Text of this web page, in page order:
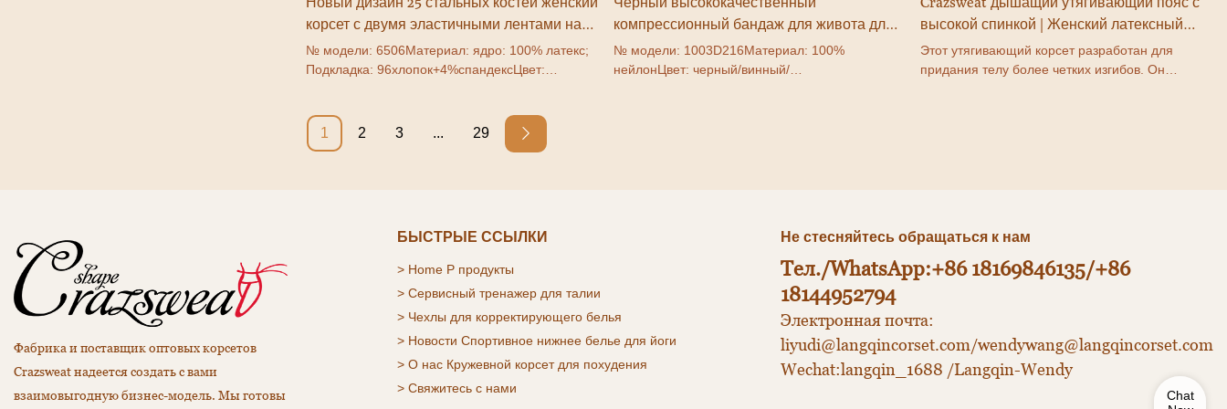
корсет с двумя эластичными лентами на
талии
№ модели: 6506Материал: ядро: 100% латекс;
Подкладка: 96хлопок+4%спандексЦвет:
фитнесСертификат: SGSРазмер: XXS-
6XLбренд: Crazsweat
компрессионный бандаж для живота для
похудения на талии
№ модели: 1003D216Материал: 100%
нейлонЦвет: черный/винный/
высокой спинкой | Женский латексный
утягивающий пояс Производитель #3533
Этот утягивающий корсет разработан для
придания телу более четких изгибов. Он
1 2 3 ... 29
Фабрика и поставщик оптовых корсетов
Crazsweat надеется создать с вами
взаимовыгодную бизнес-модель. Мы готовы
БЫСТРЫЕ ССЫЛКИ
> Home P продукты
> Сервисный тренажер для талии
> Чехлы для корректирующего белья
> Новости Спортивное нижнее белье для йоги
> О нас Кружевной корсет для похудения
> Свяжитесь с нами
Не стесняйтесь обращаться к нам
Тел./WhatsApp:+86 18169846135/+86
18144952794
Электронная почта:
liyudi@langqincorset.com/wendywang@langqincorset.com
Wechat:langqin_1688 /Langqin-Wendy
Chat